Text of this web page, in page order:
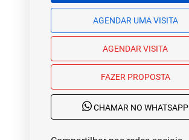
AGENDAR UMA VISITA
AGENDAR VISITA
FAZER PROPOSTA
CHAMAR NO WHATSAPP